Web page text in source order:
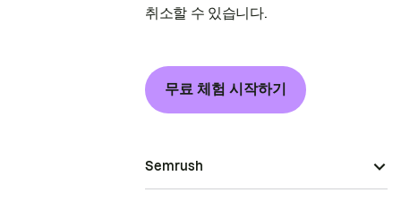
취소할 수 있습니다.
무료 체험 시작하기
Semrush